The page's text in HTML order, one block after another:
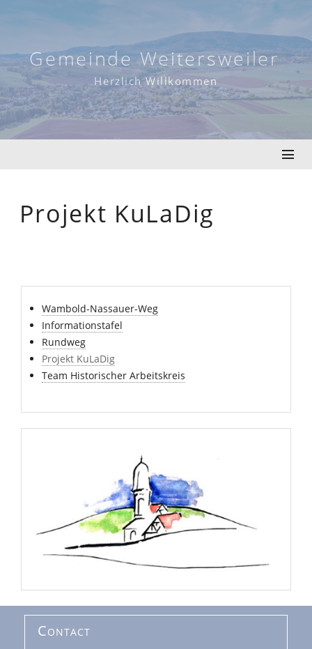
Gemeinde Weitersweiler
Herzlich Willkommen
Projekt KuLaDig
Wambold-Nassauer-Weg
Informationstafel
Rundweg
Projekt KuLaDig
Team Historischer Arbeitskreis
Contact